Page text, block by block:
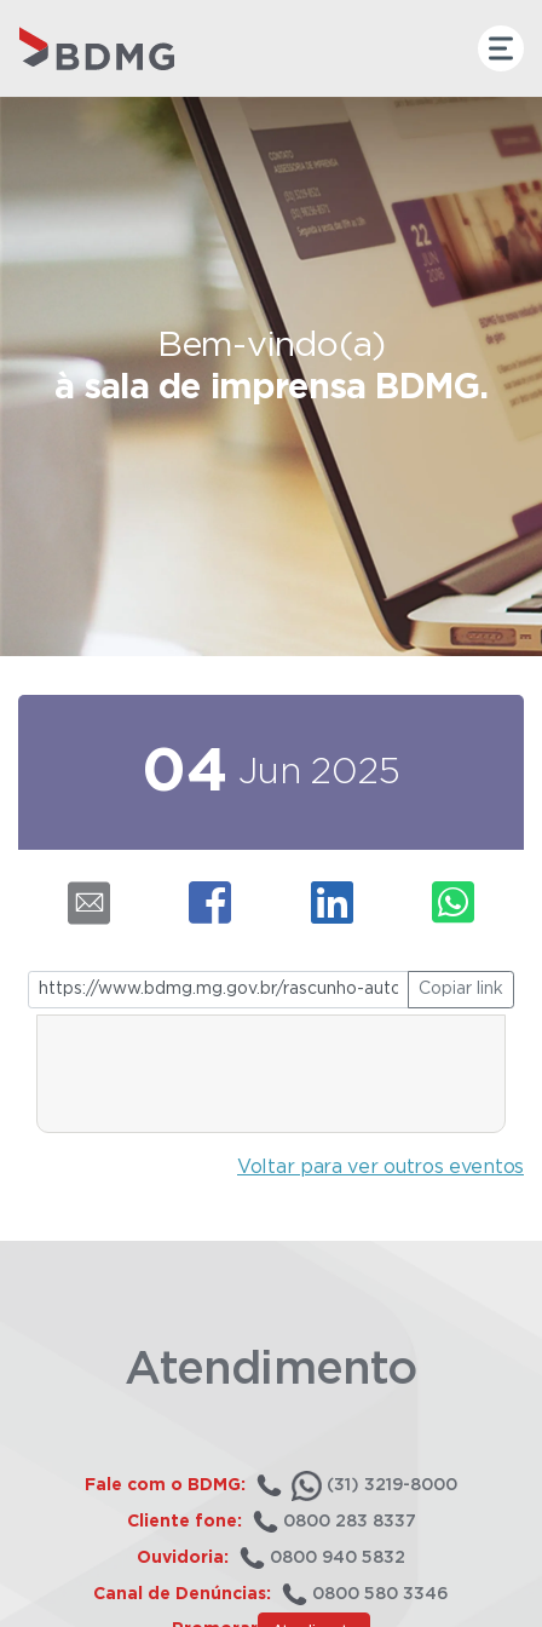
Bem-vindo(a)
à sala de imprensa BDMG.
04 Jun 2025
Copiar link
Voltar para ver outros eventos
Atendimento
Fale com o BDMG: (31) 3219-8000
Cliente fone: 0800 283 8337
Ouvidoria: 0800 940 5832
Canal de Denúncias: 0800 580 3346